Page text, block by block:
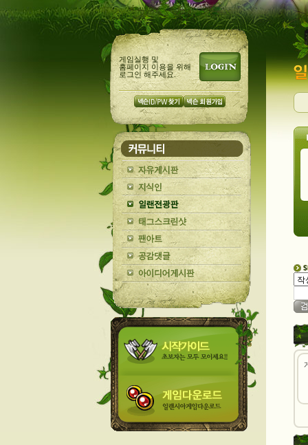
게임실행 및
홈페이지 이용을 위해
로그인 해주세요.
멜론